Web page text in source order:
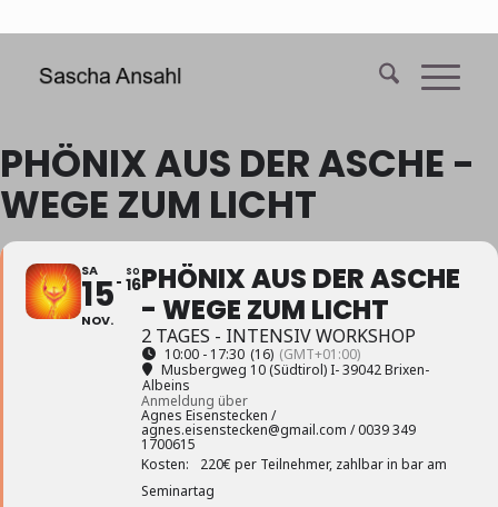
PHÖNIX AUS DER ASCHE -
WEGE ZUM LICHT
SA
15
NOV.
SO
16PHÖNIX AUS DER ASCHE
- WEGE ZUM LICHT
2 TAGES - INTENSIV WORKSHOP
10:00 - 17:30 (16) (GMT+01:00)
Musbergweg 10 (Südtirol) I- 39042 Brixen-
Albeins
Anmeldung über
Agnes Eisenstecken /
agnes.eisenstecken@gmail.com / 0039 349
1700615
Kosten:
220€ per Teilnehmer, zahlbar in bar am
Seminartag